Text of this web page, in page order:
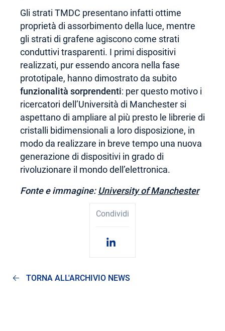
Gli strati TMDC presentano infatti ottime
proprietà di assorbimento della luce, mentre
gli strati di grafene agiscono come strati
conduttivi trasparenti. I primi dispositivi
realizzati, pur essendo ancora nella fase
prototipale, hanno dimostrato da subito
funzionalità sorprendenti: per questo motivo i
ricercatori dell’Università di Manchester si
aspettano di ampliare al più presto le librerie di
cristalli bidimensionali a loro disposizione, in
modo da realizzare in breve tempo una nuova
generazione di dispositivi in grado di
rivoluzionare il mondo dell’elettronica.
Fonte e immagine: University of Manchester
Condividi
TORNA ALL'ARCHIVIO NEWS